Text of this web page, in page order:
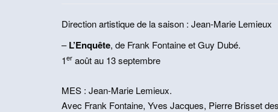
Direction artistique de la saison : Jean-Marie Lemieux
–L’Enquête, de Frank Fontaine et Guy Dubé.
1er août au 13 septembre
MES : Jean-Marie Lemieux.
Avec Frank Fontaine, Yves Jacques, Pierre Brisset